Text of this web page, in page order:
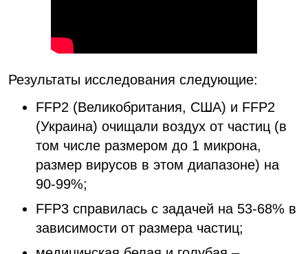
Результаты исследования следующие:
FFP2 (Великобритания, США) и FFP2
(Украина) очищали воздух от частиц (в
том числе размером до 1 микрона,
размер вирусов в этом диапазоне) на
90-99%;
FFP3 справилась с задачей на 53-68% в
зависимости от размера частиц;